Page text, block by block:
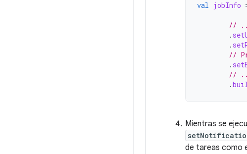
val jobInfo
//
.
.
//
.
//
.
Mientras se
de tareas como